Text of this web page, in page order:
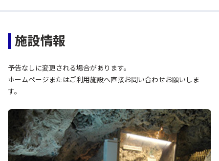
施設情報
予告なしに変更される場合があります。
ホームページまたはご利用施設へ直接お問い合わせお願いしま
す。